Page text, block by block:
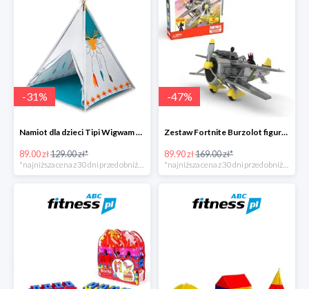
-31%
Namiot dla dzieci Tipi Wigwam -31%
89.00 zł129.00 zł*
*najniższa cena z 30 dni przed obniżką
-47%
Zestaw Fortnite Burzolot figurka -47%
89.90 zł169.00 zł*
*najniższa cena z 30 dni przed obniżką